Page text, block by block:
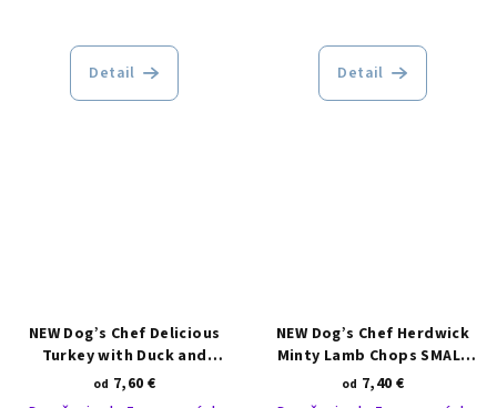
Detail Detail
NEW Dog’s Chef Delicious
Turkey with Duck and
Camomile SMALL BREED
od 7,60 €
NEW Dog’s Chef Herdwick
Minty Lamb Chops SMALL
BREED
od 7,40 €